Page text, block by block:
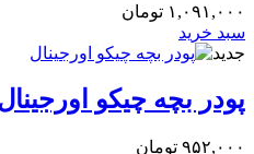
۱,۰۹۱,۰۰۰ تومان
سبد خرید
جدید
پودر بچه چیکو
۹۵۲,۰۰۰ تومان